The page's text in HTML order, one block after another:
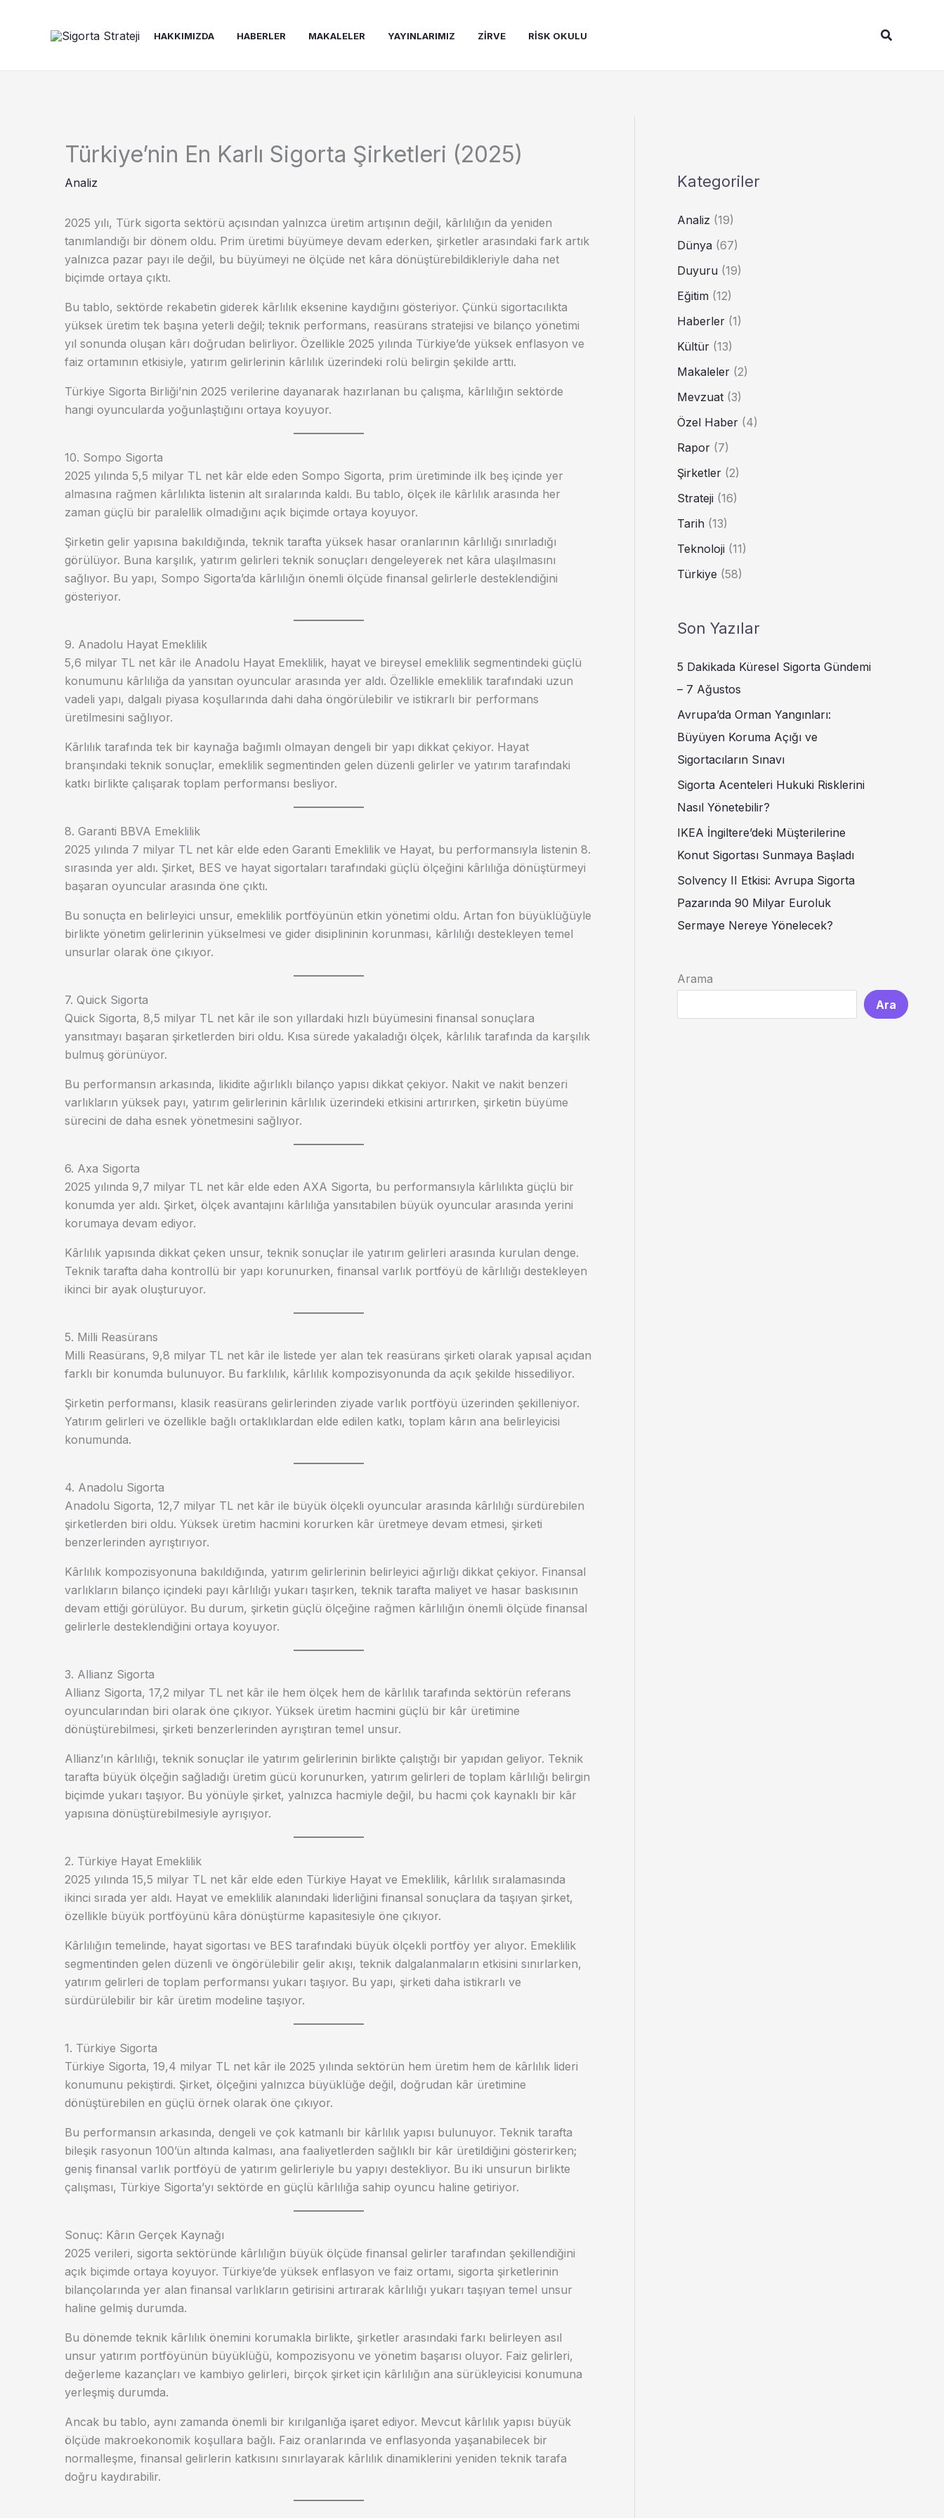
HAKKIMIZDA HABERLER MAKALELER YAYINLARIMIZ ZIRVE RISK OKULU Arama
Türkiye’nin En Karlı Sigorta Şirketleri (2025)
Analiz
2025 yılı, Türk sigorta sektörü açısından yalnızca üretim artışının değil, kârlılığın da yeniden
tanımlandığı bir dönem oldu. Prim üretimi büyümeye devam ederken, şirketler arasındaki fark artık
yalnızca pazar payı ile değil, bu büyümeyi ne ölçüde net kâra dönüştürebildikleriyle daha net
biçimde ortaya çıktı.
Bu tablo, sektörde rekabetin giderek kârlılık eksenine kaydığını gösteriyor. Çünkü sigortacılıkta
yüksek üretim tek başına yeterli değil; teknik performans, reasürans stratejisi ve bilanço yönetimi
yıl sonunda oluşan kârı doğrudan belirliyor. Özellikle 2025 yılında Türkiye’de yüksek enflasyon ve
faiz ortamının etkisiyle, yatırım gelirlerinin kârlılık üzerindeki rolü belirgin şekilde arttı.
Türkiye Sigorta Birliği’nin 2025 verilerine dayanarak hazırlanan bu çalışma, kârlılığın sektörde
hangi oyuncularda yoğunlaştığını ortaya koyuyor.
10. Sompo Sigorta
2025 yılında 5,5 milyar TL net kâr elde eden Sompo Sigorta, prim üretiminde ilk beş içinde yer
almasına rağmen kârlılıkta listenin alt sıralarında kaldı. Bu tablo, ölçek ile kârlılık arasında her
zaman güçlü bir paralellik olmadığını açık biçimde ortaya koyuyor.
Şirketin gelir yapısına bakıldığında, teknik tarafta yüksek hasar oranlarının kârlılığı sınırladığı
görülüyor. Buna karşılık, yatırım gelirleri teknik sonuçları dengeleyerek net kâra ulaşılmasını
sağlıyor. Bu yapı, Sompo Sigorta’da kârlılığın önemli ölçüde finansal gelirlerle desteklendiğini
gösteriyor.
9. Anadolu Hayat Emeklilik
5,6 milyar TL net kâr ile Anadolu Hayat Emeklilik, hayat ve bireysel emeklilik segmentindeki güçlü
konumunu kârlılığa da yansıtan oyuncular arasında yer aldı. Özellikle emeklilik tarafındaki uzun
vadeli yapı, dalgalı piyasa koşullarında dahi daha öngörülebilir ve istikrarlı bir performans
üretilmesini sağlıyor.
Kârlılık tarafında tek bir kaynağa bağımlı olmayan dengeli bir yapı dikkat çekiyor. Hayat
branşındaki teknik sonuçlar, emeklilik segmentinden gelen düzenli gelirler ve yatırım tarafındaki
katkı birlikte çalışarak toplam performansı besliyor.
8. Garanti BBVA Emeklilik
2025 yılında 7 milyar TL net kâr elde eden Garanti Emeklilik ve Hayat, bu performansıyla listenin 8.
sırasında yer aldı. Şirket, BES ve hayat sigortaları tarafındaki güçlü ölçeğini kârlılığa dönüştürmeyi
başaran oyuncular arasında öne çıktı.
Bu sonuçta en belirleyici unsur, emeklilik portföyünün etkin yönetimi oldu. Artan fon büyüklüğüyle
birlikte yönetim gelirlerinin yükselmesi ve gider disiplininin korunması, kârlılığı destekleyen temel
unsurlar olarak öne çıkıyor.
7. Quick Sigorta
Quick Sigorta, 8,5 milyar TL net kâr ile son yıllardaki hızlı büyümesini finansal sonuçlara
yansıtmayı başaran şirketlerden biri oldu. Kısa sürede yakaladığı ölçek, kârlılık tarafında da karşılık
bulmuş görünüyor.
Bu performansın arkasında, likidite ağırlıklı bilanço yapısı dikkat çekiyor. Nakit ve nakit benzeri
varlıkların yüksek payı, yatırım gelirlerinin kârlılık üzerindeki etkisini artırırken, şirketin büyüme
sürecini de daha esnek yönetmesini sağlıyor.
6. Axa Sigorta
2025 yılında 9,7 milyar TL net kâr elde eden AXA Sigorta, bu performansıyla kârlılıkta güçlü bir
konumda yer aldı. Şirket, ölçek avantajını kârlılığa yansıtabilen büyük oyuncular arasında yerini
korumaya devam ediyor.
Kârlılık yapısında dikkat çeken unsur, teknik sonuçlar ile yatırım gelirleri arasında kurulan denge.
Teknik tarafta daha kontrollü bir yapı korunurken, finansal varlık portföyü de kârlılığı destekleyen
ikinci bir ayak oluşturuyor.
5. Milli Reasürans
Milli Reasürans, 9,8 milyar TL net kâr ile listede yer alan tek reasürans şirketi olarak yapısal açıdan
farklı bir konumda bulunuyor. Bu farklılık, kârlılık kompozisyonunda da açık şekilde hissediliyor.
Şirketin performansı, klasik reasürans gelirlerinden ziyade varlık portföyü üzerinden şekilleniyor.
Yatırım gelirleri ve özellikle bağlı ortaklıklardan elde edilen katkı, toplam kârın ana belirleyicisi
konumunda.
4. Anadolu Sigorta
Anadolu Sigorta, 12,7 milyar TL net kâr ile büyük ölçekli oyuncular arasında kârlılığı sürdürebilen
şirketlerden biri oldu. Yüksek üretim hacmini korurken kâr üretmeye devam etmesi, şirketi
benzerlerinden ayrıştırıyor.
Kârlılık kompozisyonuna bakıldığında, yatırım gelirlerinin belirleyici ağırlığı dikkat çekiyor. Finansal
varlıkların bilanço içindeki payı kârlılığı yukarı taşırken, teknik tarafta maliyet ve hasar baskısının
devam ettiği görülüyor. Bu durum, şirketin güçlü ölçeğine rağmen kârlılığın önemli ölçüde finansal
gelirlerle desteklendiğini ortaya koyuyor.
3. Allianz Sigorta
Allianz Sigorta, 17,2 milyar TL net kâr ile hem ölçek hem de kârlılık tarafında sektörün referans
oyuncularından biri olarak öne çıkıyor. Yüksek üretim hacmini güçlü bir kâr üretimine
dönüştürebilmesi, şirketi benzerlerinden ayrıştıran temel unsur.
Allianz’ın kârlılığı, teknik sonuçlar ile yatırım gelirlerinin birlikte çalıştığı bir yapıdan geliyor. Teknik
tarafta büyük ölçeğin sağladığı üretim gücü korunurken, yatırım gelirleri de toplam kârlılığı belirgin
biçimde yukarı taşıyor. Bu yönüyle şirket, yalnızca hacmiyle değil, bu hacmi çok kaynaklı bir kâr
yapısına dönüştürebilmesiyle ayrışıyor.
2. Türkiye Hayat Emeklilik
2025 yılında 15,5 milyar TL net kâr elde eden Türkiye Hayat ve Emeklilik, kârlılık sıralamasında
ikinci sırada yer aldı. Hayat ve emeklilik alanındaki liderliğini finansal sonuçlara da taşıyan şirket,
özellikle büyük portföyünü kâra dönüştürme kapasitesiyle öne çıkıyor.
Kârlılığın temelinde, hayat sigortası ve BES tarafındaki büyük ölçekli portföy yer alıyor. Emeklilik
segmentinden gelen düzenli ve öngörülebilir gelir akışı, teknik dalgalanmaların etkisini sınırlarken,
yatırım gelirleri de toplam performansı yukarı taşıyor. Bu yapı, şirketi daha istikrarlı ve
sürdürülebilir bir kâr üretim modeline taşıyor.
1. Türkiye Sigorta
Türkiye Sigorta, 19,4 milyar TL net kâr ile 2025 yılında sektörün hem üretim hem de kârlılık lideri
konumunu pekiştirdi. Şirket, ölçeğini yalnızca büyüklüğe değil, doğrudan kâr üretimine
dönüştürebilen en güçlü örnek olarak öne çıkıyor.
Bu performansın arkasında, dengeli ve çok katmanlı bir kârlılık yapısı bulunuyor. Teknik tarafta
bileşik rasyonun 100’ün altında kalması, ana faaliyetlerden sağlıklı bir kâr üretildiğini gösterirken;
geniş finansal varlık portföyü de yatırım gelirleriyle bu yapıyı destekliyor. Bu iki unsurun birlikte
çalışması, Türkiye Sigorta’yı sektörde en güçlü kârlılığa sahip oyuncu haline getiriyor.
Sonuç: Kârın Gerçek Kaynağı
2025 verileri, sigorta sektöründe kârlılığın büyük ölçüde finansal gelirler tarafından şekillendiğini
açık biçimde ortaya koyuyor. Türkiye’de yüksek enflasyon ve faiz ortamı, sigorta şirketlerinin
bilançolarında yer alan finansal varlıkların getirisini artırarak kârlılığı yukarı taşıyan temel unsur
haline gelmiş durumda.
Bu dönemde teknik kârlılık önemini korumakla birlikte, şirketler arasındaki farkı belirleyen asıl
unsur yatırım portföyünün büyüklüğü, kompozisyonu ve yönetim başarısı oluyor. Faiz gelirleri,
değerleme kazançları ve kambiyo gelirleri, birçok şirket için kârlılığın ana sürükleyicisi konumuna
yerleşmiş durumda.
Ancak bu tablo, aynı zamanda önemli bir kırılganlığa işaret ediyor. Mevcut kârlılık yapısı büyük
ölçüde makroekonomik koşullara bağlı. Faiz oranlarında ve enflasyonda yaşanabilecek bir
normalleşme, finansal gelirlerin katkısını sınırlayarak kârlılık dinamiklerini yeniden teknik tarafa
doğru kaydırabilir.
Kategoriler
Analiz (19)
Dünya (67)
Duyuru (19)
Eğitim (12)
Haberler (1)
Kültür (13)
Makaleler (2)
Mevzuat (3)
Özel Haber (4)
Rapor (7)
Şirketler (2)
Strateji (16)
Tarih (13)
Teknoloji (11)
Türkiye (58)
Son Yazılar
5 Dakikada Küresel Sigorta Gündemi
– 7 Ağustos
Avrupa’da Orman Yangınları:
Büyüyen Koruma Açığı ve
Sigortacıların Sınavı
Sigorta Acenteleri Hukuki Risklerini
Nasıl Yönetebilir?
IKEA İngiltere’deki Müşterilerine
Konut Sigortası Sunmaya Başladı
Solvency II Etkisi: Avrupa Sigorta
Pazarında 90 Milyar Euroluk
Sermaye Nereye Yönelecek?
Arama
Ara